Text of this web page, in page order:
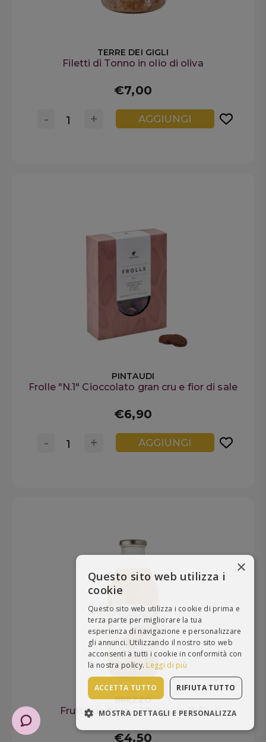
TERRE DEI GIGLI
Filetti di Tonno in olio di oliva
€7,00
+
- AGGIUNGI
PINTAUDI
Frolle "N.1" Cioccolato gran cru e fior di sale
€6,90
+
- AGGIUNGI
BREZZO
Frutta da bere - Albicocca BIO
€4,50
×
Questo sito web utilizza i
cookie
Questo sito web utilizza i cookie di prima e
terza parte per migliorare la tua
esperienza di navigazione e personalizzare
gli annunci. Utilizzando il nostro sito web
acconsenti a tutti i cookie in conformità con
la nostra policy. Leggi di più
ACCETTA TUTTO RIFIUTA TUTTO
MOSTRA DETTAGLI E PERSONALIZZA
STRETTAMENTE NECESSARI